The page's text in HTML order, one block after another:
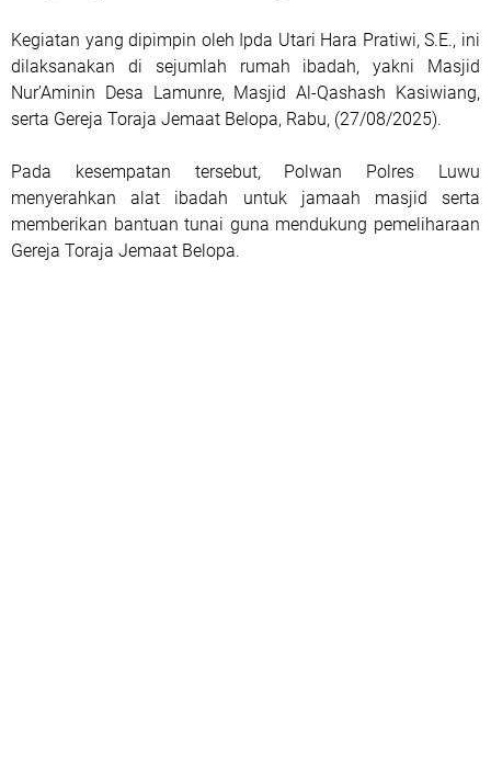
Kegiatan yang dipimpin oleh Ipda Utari Hara Pratiwi, S.E., ini
dilaksanakan di sejumlah rumah ibadah, yakni Masjid
Nur’Aminin Desa Lamunre, Masjid Al-Qashash Kasiwiang,
serta Gereja Toraja Jemaat Belopa, Rabu, (27/08/2025).
Pada kesempatan tersebut, Polwan Polres Luwu
menyerahkan alat ibadah untuk jamaah masjid serta
memberikan bantuan tunai guna mendukung pemeliharaan
Gereja Toraja Jemaat Belopa.